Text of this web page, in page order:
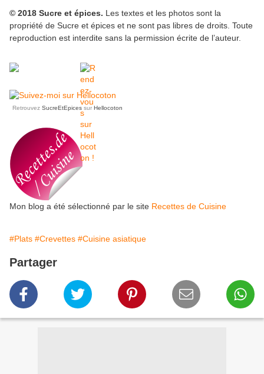
© 2018 Sucre et épices. Les textes et les photos sont la
propriété de Sucre et épices et ne sont pas libres de droits. Toute
reproduction est interdite sans la permission écrite de l’auteur.
Retrouvez SucreEtEpices sur Hellocoton
Mon blog a été sélectionné par le site Recettes de Cuisine
#Plats #Crevettes #Cuisine asiatique
Partager